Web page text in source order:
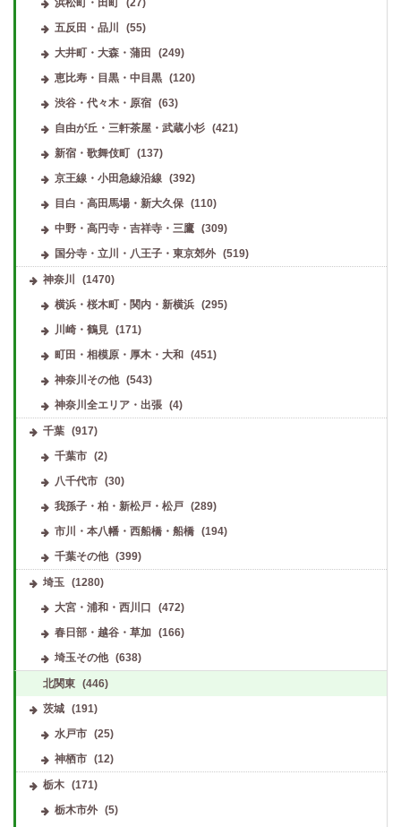
五反田・品川
(55)
大井町・大森・蒲田
(249)
恵比寿・目黒・中目黒
(120)
渋谷・代々木・原宿
(63)
自由が丘・三軒茶屋・武蔵小杉
(421)
新宿・歌舞伎町
(137)
京王線・小田急線沿線
(392)
目白・高田馬場・新大久保
(110)
中野・高円寺・吉祥寺・三鷹
(309)
国分寺・立川・八王子・東京郊外
(519)
神奈川
(1470)
横浜・桜木町・関内・新横浜
(295)
川崎・鶴見
(171)
町田・相模原・厚木・大和
(451)
神奈川その他
(543)
神奈川全エリア・出張
(4)
千葉 (917)
千葉市
(2)
八千代市
(30)
我孫子・柏・新松戸・松戸
(289)
市川・本八幡・西船橋・船橋
(194)
千葉その他
(399)
埼玉
(1280)
大宮・浦和・西川口
(472)
春日部・越谷・草加
(166)
埼玉その他
(638)
北関東 (446)
茨城 (191)
水戸市
(25)
神栖市
(12)
栃木 (171)
栃木市外
(5)